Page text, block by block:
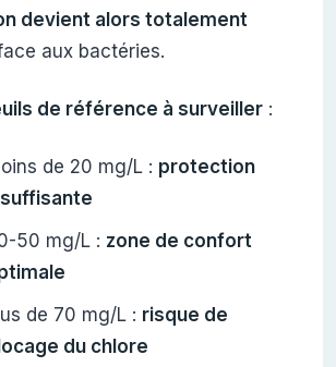
devient alors totalement
aux bactéries.
de référence à surveiller:
de 20 mg/L : protection
50 mg/L : zone de confort
de 70 mg/L : risque de
du chlore